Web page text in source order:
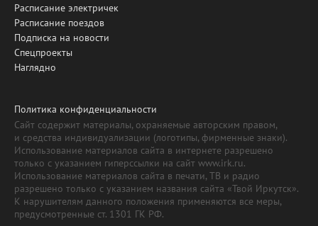
Расписание электричек
Расписание поездов
Подписка на новости
Спецпроекты
Наглядно
Политика конфиденциальности
Сайт содержит материалы, охраняемые авторским правом,
и средства индивидуализации (логотипы, фирменные знаки).
Использование материалов сайта в интернете разрешено
только с указанием гиперссылки на сайт www.irk.ru.
Использование материалов сайта в печати, ТВ и радио
разрешено только с указанием названия сайта «Твой Иркутск».
К нарушителям данного положения применяются все меры,
предусмотренные ст. 1301 ГК РФ.